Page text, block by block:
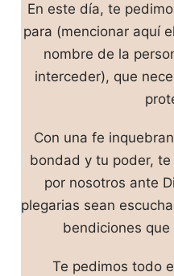
En este día, te
para (mencionar aquí
nombre de la
interceder), que
Con una fe
bondad y tu poder,
por nosotros ante
plegarias sean
bendiciones
Te pedimos todo